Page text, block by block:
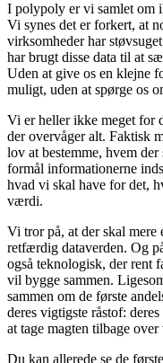
I polypoly er vi samlet om
Vi synes det er forkert, at
virksomheder har
har brugt disse data til at
Uden at give os en klejne
muligt, uden at spørge os
Vi er heller ikke meget for
der overvåger alt. Faktisk
lov at bestemme, hvem
formål informationerne
hvad vi skal have for det,
værdi.
Vi tror på, at der skal mere
retfærdig dataverden. Og
også teknologisk, der rent
vil bygge sammen.
sammen om de første
deres vigtigste råstof:
at tage magten tilbage
Du kan allerede se de